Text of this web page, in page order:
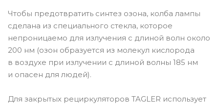
Чтобы предотвратить синтез озона, колба лампы
сделана из специального стекла, которое
непроницаемо для излучения с длиной волн около
200 нм (озон образуется из молекул кислорода
в воздухе при излучении с длиной волны 185 нм
и опасен для людей).
Для закрытых рециркуляторов TAGLER использует